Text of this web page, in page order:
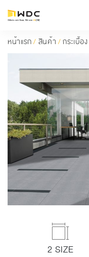
หน้าแรก/ สินค้า /กระเบื้อง
2 SIZE